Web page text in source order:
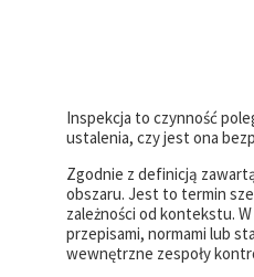
Inspekcja to czynność
ustalenia, czy jest ona
Zgodnie z definicją
obszaru. Jest to termin
zależności od kontekstu.
przepisami, normami lub
wewnętrzne zespoły